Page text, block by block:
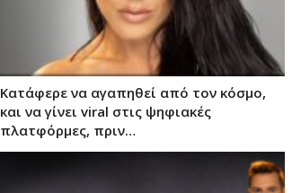
Κατάφερε να αγαπηθεί από τον κόσμο,
και να γίνει viral στις ψηφιακές
πλατφόρμες, πριν…